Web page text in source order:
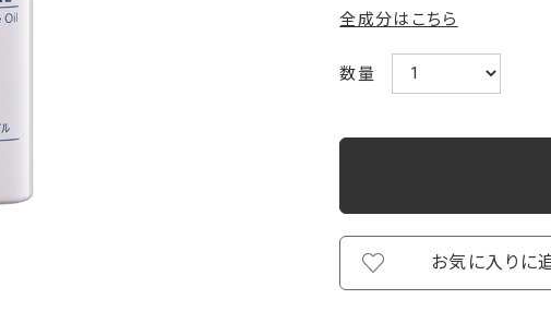
全成分はこちら
数量
お気に入りに